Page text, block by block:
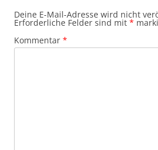
Deine E-Mail-Adresse wird nicht
Erforderliche Felder sind mit *
Kommentar *